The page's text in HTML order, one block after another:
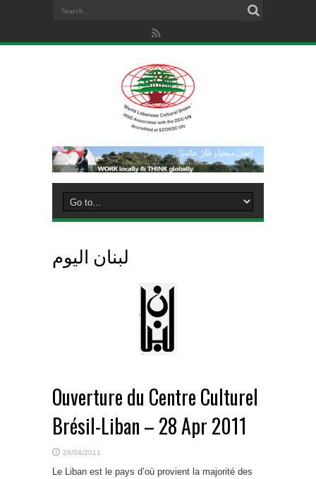
لبنان اليوم
Ouverture du Centre Culturel
Brésil-Liban – 28 Apr 2011
28/04/2011
Le Liban est le pays d’où provient la majorité des